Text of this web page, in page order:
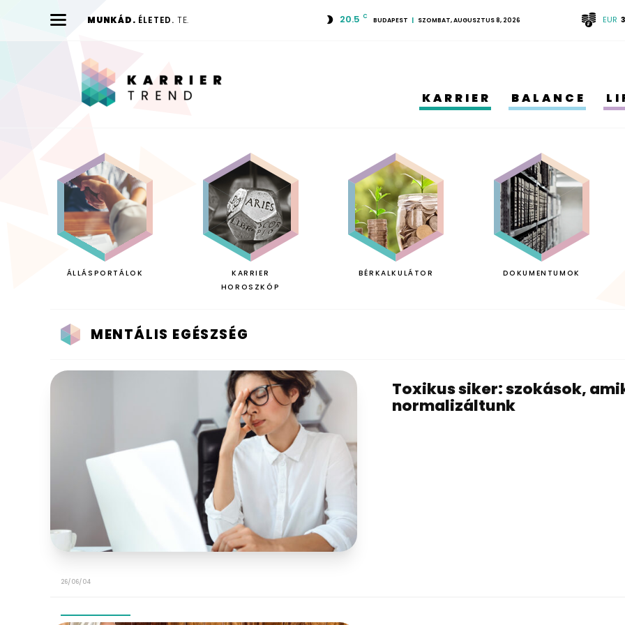
MUNKÁD. ÉLETED. TE. 20.5 C BUDAPEST SZOMBAT, AUGUSZTUS 8, 2026 EUR
KARRIER BALANCE
ÁLLÁSPORTÁLOK
KARRIER
HOROSZKÓP
BÉRKALKULÁTOR DOKUMENTUMOK
MENTÁLIS EGÉSZSÉG
Toxikus siker: szokások,
normalizáltunk
26/06/04